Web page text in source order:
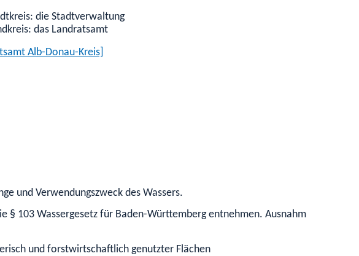
die Stadtverwaltung
das Landratsamt
Alb-Donau-Kreis]
und Verwendungszweck des Wassers.
§ 103 Wassergesetz für Baden-Württemberg entnehmen. Ausnahmen können
und forstwirtschaftlich genutzter Flächen